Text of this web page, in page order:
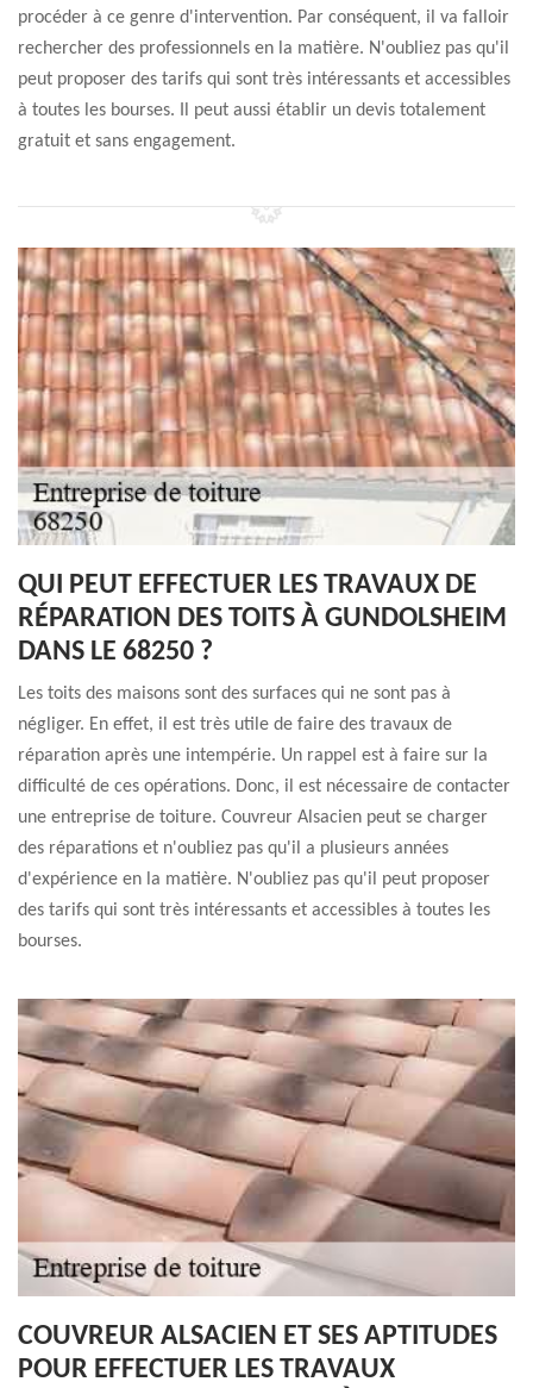
procéder à ce genre d'intervention. Par conséquent, il va falloir
rechercher des professionnels en la matière. N'oubliez pas qu'il
peut proposer des tarifs qui sont très intéressants et accessibles
à toutes les bourses. Il peut aussi établir un devis totalement
gratuit et sans engagement.
QUI PEUT EFFECTUER LES TRAVAUX DE
RÉPARATION DES TOITS À GUNDOLSHEIM
DANS LE 68250 ?
Les toits des maisons sont des surfaces qui ne sont pas à
négliger. En effet, il est très utile de faire des travaux de
réparation après une intempérie. Un rappel est à faire sur la
difficulté de ces opérations. Donc, il est nécessaire de contacter
une entreprise de toiture. Couvreur Alsacien peut se charger
des réparations et n'oubliez pas qu'il a plusieurs années
d'expérience en la matière. N'oubliez pas qu'il peut proposer
des tarifs qui sont très intéressants et accessibles à toutes les
bourses.
COUVREUR ALSACIEN ET SES APTITUDES
POUR EFFECTUER LES TRAVAUX